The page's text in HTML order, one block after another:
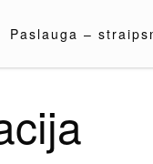
Paslauga –